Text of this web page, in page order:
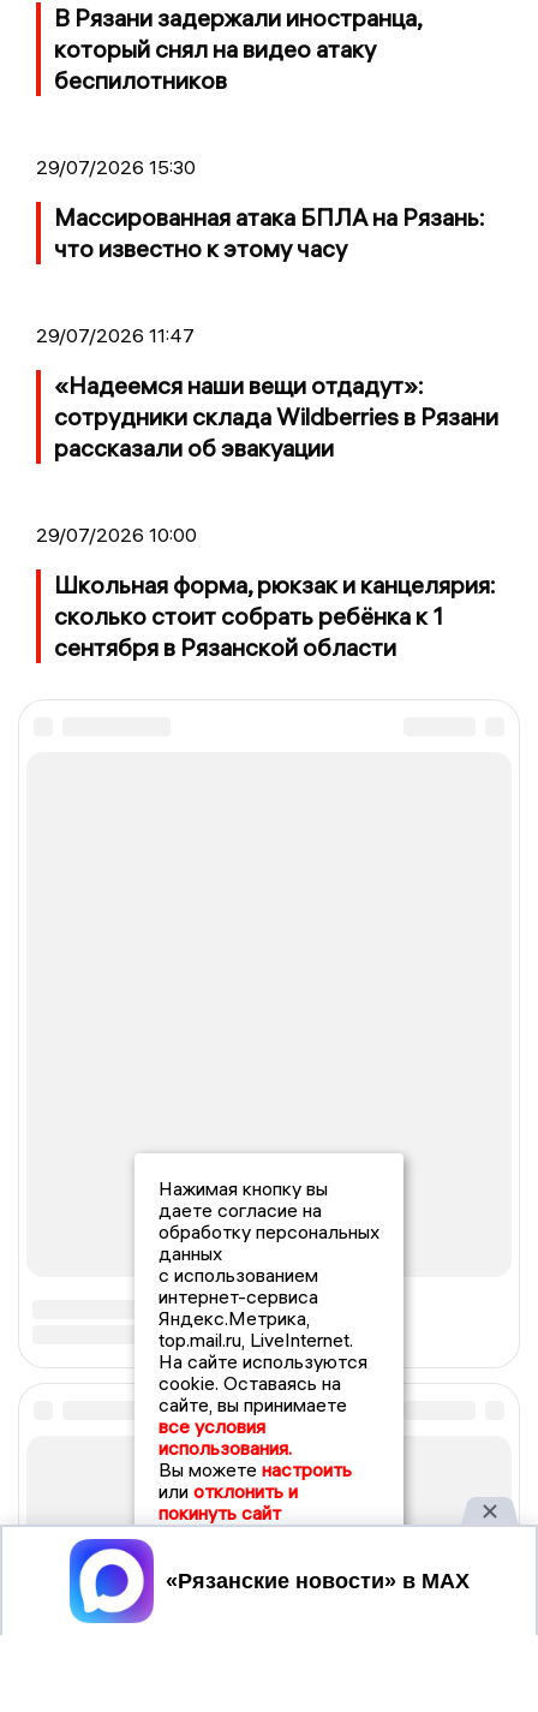
В Рязани задержали иностранца,
который снял на видео атаку
беспилотников
29/07/2026 15:30
Массированная атака БПЛА на Рязань:
что известно к этому часу
29/07/2026 11:47
«Надеемся наши вещи отдадут»:
сотрудники склада Wildberries в Рязани
рассказали об эвакуации
29/07/2026 10:00
Школьная форма, рюкзак и канцелярия:
сколько стоит собрать ребёнка к 1
сентября в Рязанской области
Нажимая кнопку вы
даете согласие на
обработку персональных
данных
с использованием
интернет-сервиса
Яндекс.Метрика,
top.mail.ru, LiveInternet.
На сайте используются
cookie. Оставаясь на
сайте, вы принимаете
все условия
использования.
Вы можете настроить
или отклонить и
покинуть сайт
Принять